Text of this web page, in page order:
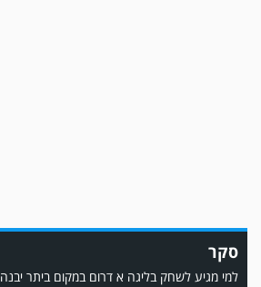
סקר
למי מגיע לשחק בליגה א דרום במקום ביתר יבנה